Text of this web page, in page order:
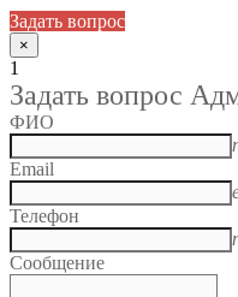
Задать вопрос
×
1
Задать вопрос
ФИО
Email
Телефон
Сообщение